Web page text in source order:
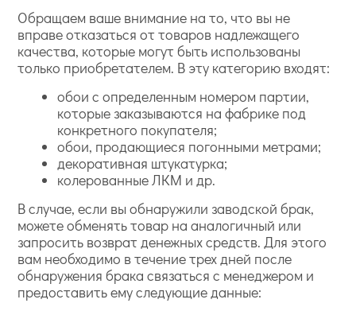
Обращаем ваше внимание на то, что вы не
вправе отказаться от товаров надлежащего
качества, которые могут быть использованы
только приобретателем. В эту категорию входят:
обои с определенным номером партии,
которые заказываются на фабрике под
конкретного покупателя;
обои, продающиеся погонными метрами;
декоративная штукатурка;
колерованные ЛКМ и др.
В случае, если вы обнаружили заводской брак,
можете обменять товар на аналогичный или
запросить возврат денежных средств. Для этого
вам необходимо в течение трех дней после
обнаружения брака связаться с менеджером и
предоставить ему следующие данные: